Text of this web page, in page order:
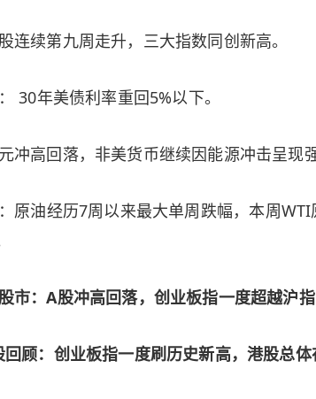
连续第九周走升，三大指数同创新高。
30年美债利率重回5%以下。
冲高回落，非美货币继续因能源冲击呈现
原油经历7周以来最大单周跌幅，本周
市：A股冲高回落，创业板指一度超越沪
顾：创业板指一度刷历史新高，港股总体